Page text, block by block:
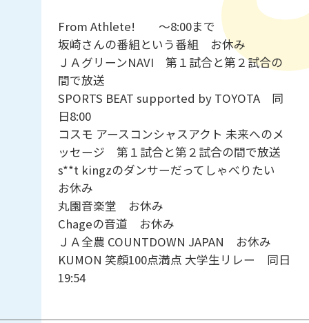
From Athlete! ～8:00まで
坂崎さんの番組という番組 お休み
ＪＡグリーンNAVI 第１試合と第２試合の
間で放送
SPORTS BEAT supported by TOYOTA 同
日8:00
コスモ アースコンシャスアクト 未来へのメ
ッセージ 第１試合と第２試合の間で放送
s**t kingzのダンサーだってしゃべりたい
お休み
丸園音楽堂 お休み
Chageの音道 お休み
ＪＡ全農 COUNTDOWN JAPAN お休み
KUMON 笑顔100点満点 大学生リレー 同日
19:54